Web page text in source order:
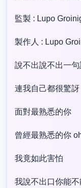
監製 : Lupo
製作人 : Lupo
說不出說不出一句
連我自己都很驚訝
面對最熟悉的你
曾經最熟悉的你
我竟如此害怕
我說不出口你能不